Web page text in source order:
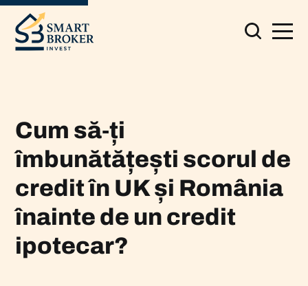
Cum să‑ți
îmbunătățești scorul de
credit în UK și România
înainte de un credit
ipotecar?